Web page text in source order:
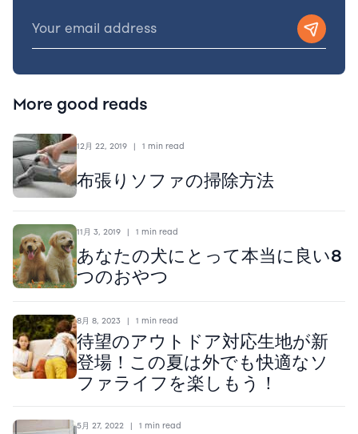
More good reads
12月 22, 2019 | 1 min read
布張りソファの掃除方法
11月 3, 2019 | 1 min read
あなたの犬にとって本当に良い8
つのおやつ
8月 8, 2023 | 1 min read
待望のアウトドア対応生地が新
登場！この夏は外でも快適なソ
ファライフを楽しもう！
5月 27, 2022 | 1 min read